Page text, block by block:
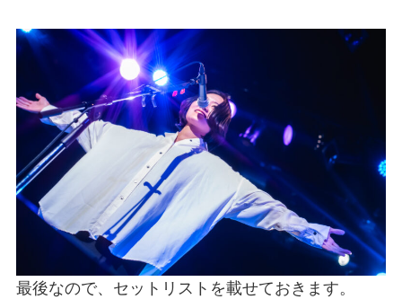
最後なので、セットリストを載せておきます。